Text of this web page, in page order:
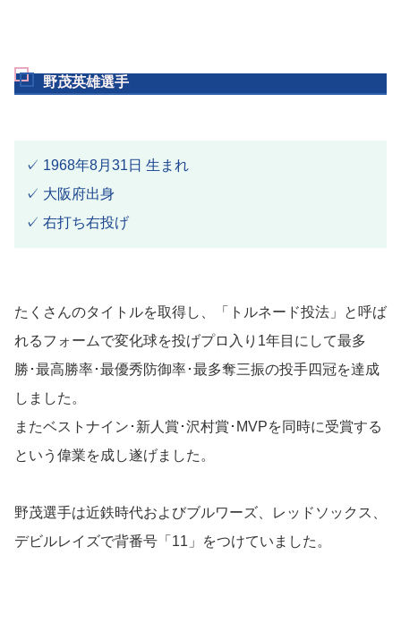
野茂英雄選手
✓ 1968年8月31日 生まれ
✓ 大阪府出身
✓ 右打ち右投げ
たくさんのタイトルを取得し、「トルネード投法」と呼ば
れるフォームで変化球を投げプロ入り1年目にして最多
勝･最高勝率･最優秀防御率･最多奪三振の投手四冠を達成
しました。
またベストナイン･新人賞･沢村賞･MVPを同時に受賞する
という偉業を成し遂げました。
野茂選手は近鉄時代およびブルワーズ、レッドソックス、
デビルレイズで背番号「11」をつけていました。